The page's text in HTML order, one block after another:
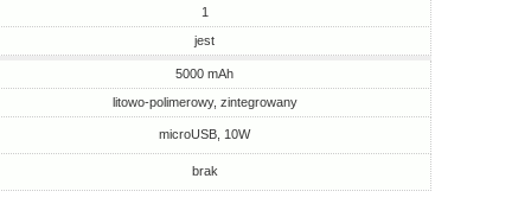
1
jest
5000 mAh
litowo-polimerowy, zintegrowany
microUSB, 10W
brak